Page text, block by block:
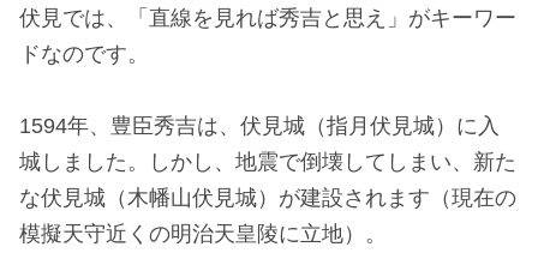
伏見では、「直線を見れば秀吉と思え」がキーワー
ドなのです。
1594年、豊臣秀吉は、伏見城（指月伏見城）に入
城しました。しかし、地震で倒壊してしまい、新た
な伏見城（木幡山伏見城）が建設されます（現在の
模擬天守近くの明治天皇陵に立地）。